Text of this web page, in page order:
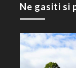
Ne gasiti si